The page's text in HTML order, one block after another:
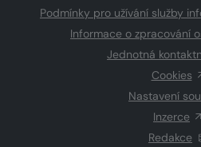
Podmínky pro užívání služby
Informace o zpracování
Jednotná
Cookies
Nastavení
Inzerce
Redakce